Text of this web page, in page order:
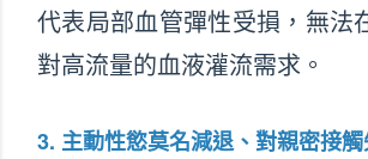
代表局部血管彈性受損，無法
對高流量的血液灌流需求。
3. 主動性慾莫名減退、對親密接